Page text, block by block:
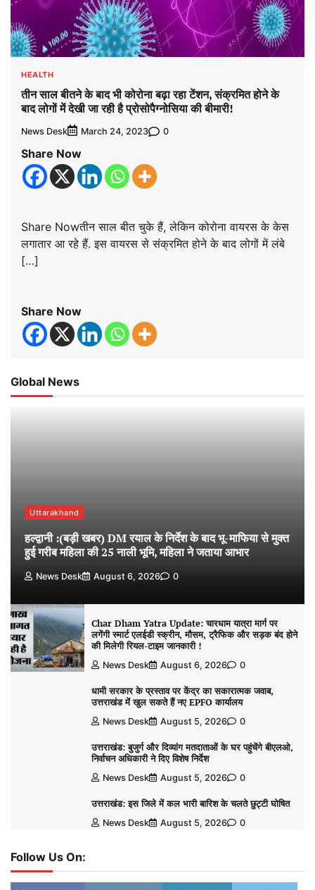
HEALTH
तीन साल बीतने के बाद भी कोरोना बढ़ा रहा टेंशन, संक्रमित होने के
बाद लोगों में देखी जा रही है प्रोसोपैग्नोसिया की बीमारी!
News Desk March 24, 2023 0
Share Now
Share Nowतीन साल बीत चुके हैं, लेकिन कोरोना वायरस के केस
लगातार आ रहे हैं. इस वायरस से संक्रमित होने के बाद लोगों में लंबे
[…]
Share Now
Global News
Uttarakhand
हल्द्वानी :(बड़ी खबर) DM रयाल के निर्देश के बाद भू-माफिया से मुक्त
हुई गरीब महिला की 25 नाली भूमि, महिला ने जताया आभार
News Desk August 6, 2026 0
Char Dham Yatra Update: चारधाम यात्रा मार्ग पर
लगेंगी स्मार्ट एलईडी स्क्रीन, मौसम, ट्रैफिक और सड़क बंद होने
की मिलेगी रियल-टाइम जानकारी !
News Desk August 6, 2026 0
धामी सरकार के प्रस्ताव पर केंद्र का सकारात्मक जवाब,
उत्तराखंड में खुल सकते हैं नए EPFO कार्यालय
News Desk August 5, 2026 0
उत्तराखंड: बुजुर्ग और दिव्यांग मतदाताओं के घर पहुंचेंगे बीएलओ,
निर्वाचन अधिकारी ने दिए विशेष निर्देश
News Desk August 5, 2026 0
उत्तराखंड: इस जिले में कल भारी बारिश के चलते छुट्टी घोषित
News Desk August 5, 2026 0
Follow Us On: